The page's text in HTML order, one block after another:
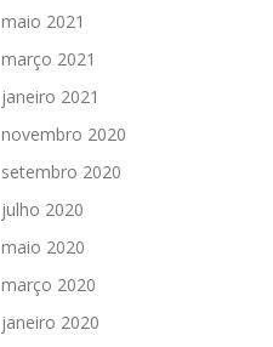
maio 2021
março 2021
janeiro 2021
novembro 2020
setembro 2020
julho 2020
maio 2020
março 2020
janeiro 2020